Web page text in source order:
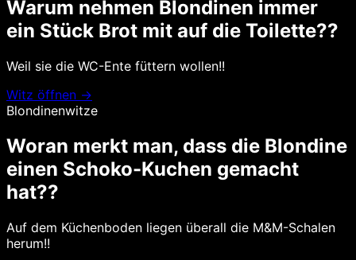
Warum nehmen Blondinen immer
ein Stück Brot mit auf die Toilette??
Weil sie die WC-Ente füttern wollen!!
Witz öffnen →
Blondinenwitze
Woran merkt man, dass die Blondine
einen Schoko-Kuchen gemacht
hat??
Auf dem Küchenboden liegen überall die M&M-Schalen
herum!!